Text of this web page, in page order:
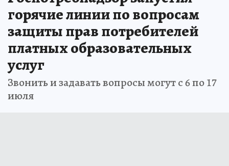
горячие линии по вопросам
защиты прав потребителей
платных образовательных
услуг
Звонить и задавать вопросы могут с 6 по 17
июля